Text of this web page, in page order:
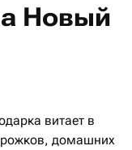
Новый
витает в
домашних